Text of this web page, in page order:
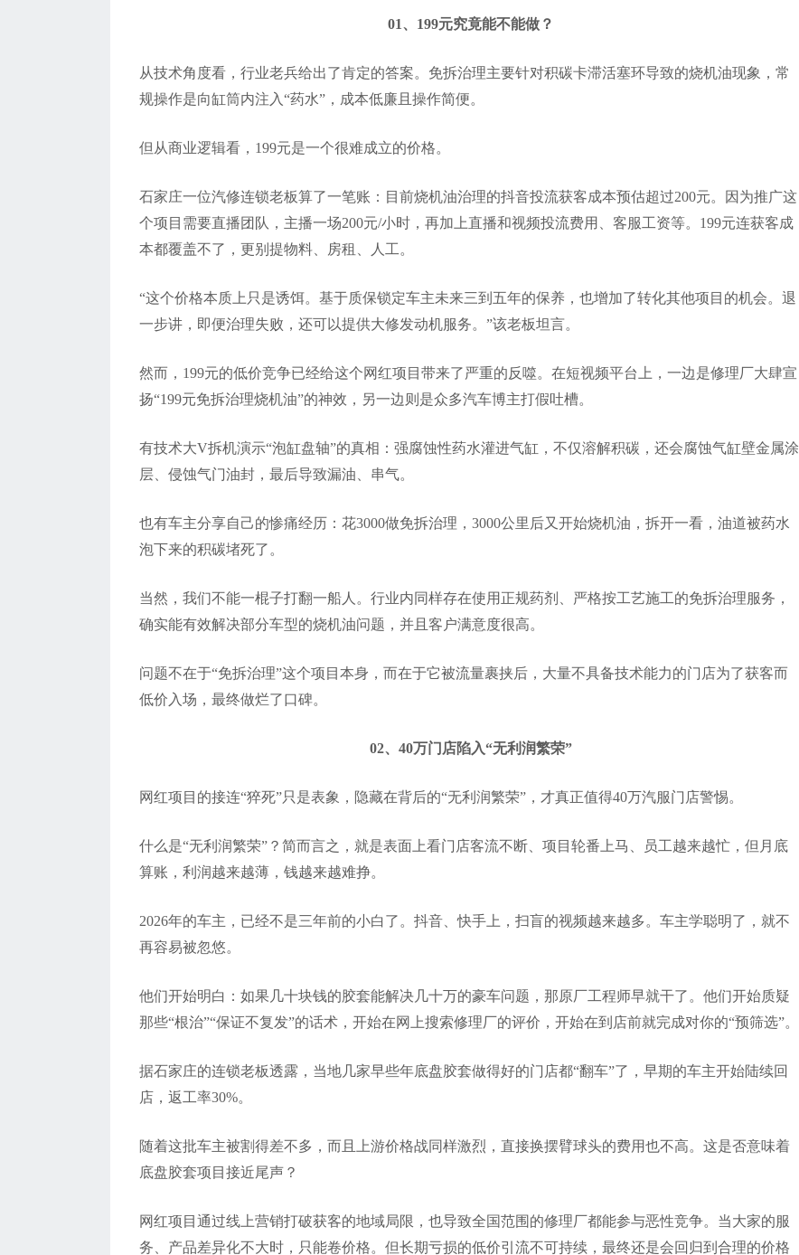
01、 199元究竟能不能做？
从技术角度看，行业老兵给出了肯定的答案。免拆治理主要针对积碳卡滞活塞环导致的烧机油现象，常
规操作是向缸筒内注入“药水”，成本低廉且操作简便。
但从商业逻辑看， 199元是一个很难成立的价格。
石家庄一位汽修连锁老板算了一笔账：目前烧机油治理的抖音投流获客成本预估超过200元。因为推广这
个项目需要直播团队，主播一场200元/小时，再加上直播和视频投流费用、客服工资等。 199元连获客成
本都覆盖不了，更别提物料、房租、人工。
“这个价格本质上只是诱饵。 基于质保锁定车主未来三到五年的保养，也增加了转化其他项目的机会。退
一步讲，即便治理失败，还可以提供大修发动机服务。”该老板坦言。
然而， 199元的低价竞争已经给这个网红项目带来了严重的反噬。在短视频平台上，一边是修理厂大肆宣
扬“199元免拆治理烧机油”的神效，另一边则是众多汽车博主打假吐槽。
有技术大V拆机演示“泡缸盘轴”的真相：强腐蚀性药水灌进气缸，不仅溶解积碳，还会腐蚀气缸壁金属涂
层、侵蚀气门油封，最后导致漏油、串气。
也有车主分享自己的惨痛经历：花3000做免拆治理， 3000公里后又开始烧机油，拆开一看，油道被药水
泡下来的积碳堵死了 。
当然， 我们不能一棍子打翻一船人。 行业内同样存在使用正规药剂、严格按工艺施工的免拆治理服务，
确实能有效解决部分车型的烧机油问题，并且客户满意度很高。
问题不在于“免拆治理”这个项目本身，而在于它被流量裹挟后，大量不具备技术能力的门店为了获客而
低价入场，最终做烂了口碑。
02、40万门店陷入“无利润繁荣”
网红项目的接连“猝死”只是表象，隐藏在背后的“无利润繁荣” ，才真正值得40万汽服门店警惕。
什么是“无利润繁荣” ？简而言之，就是表面上看门店客流不断、项目轮番上马、员工越来越忙，但月底
算账，利润越来越薄，钱越来越难挣。
2026年的车主，已经不是三年前的小白了。抖音、快手上，扫盲的视频越来越多。车主学聪明了，就不
再容易被忽悠。
他们开始明白：如果几十块钱的胶套能解决几十万的豪车问题，那原厂工程师早就干了。他们开始质疑
那些“根治”“保证不复发”的话术，开始在网上搜索修理厂的评价，开始在到店前就完成对你的“预筛选”。
据石家庄的连锁老板透露， 当地几家早些年底盘胶套做得好的门店都“翻车”了，早期的车主开始陆续回
店，返工率30%。
随着这批车主被割得差不多，而且上游价格战同样激烈，直接换摆臂球头的费用也不高。这是否意味着
底盘胶套项目接近尾声？
网红项目通过线上营销打破获客的地域局限， 也导致全国范围的修理厂都能参与恶性竞争。 当大家的服
务、产品差异化不大时，只能卷价格。但长期亏损的低价引流不可持续，最终还是会回归到合理的价格